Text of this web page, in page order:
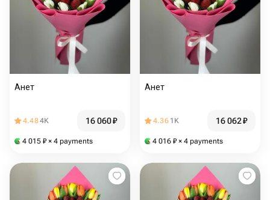
Анет
4.484K 16 060₽
4 015 ₽ × 4 payments
Анет
4.36 1K 16 062₽
4 016 ₽ × 4 payments